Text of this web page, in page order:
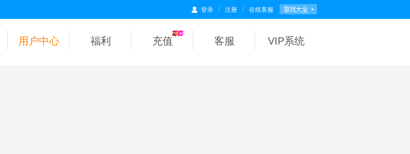
登录 注册 在线客服
用户中心 福利 充值 客服 VIP系统